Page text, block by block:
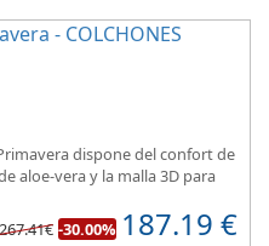
dispone del confort de
aloe-vera y la malla 3D para
hablando tanto de un colchón
267.41€ -30.00% 187.19 €